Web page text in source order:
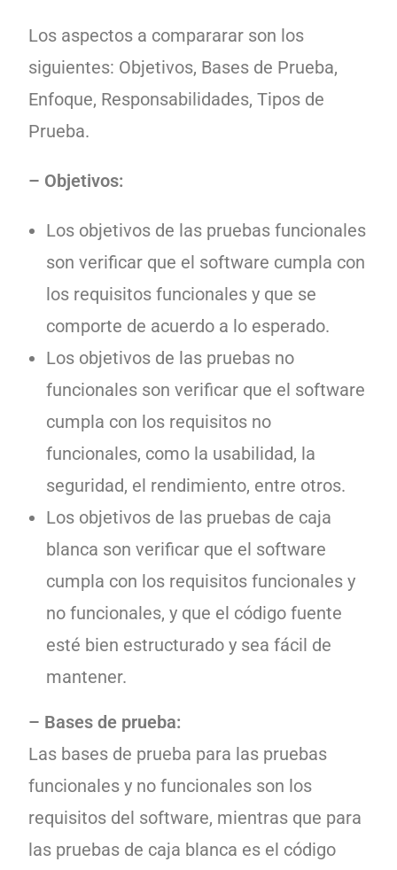
Los aspectos a compararar son los
siguientes: Objetivos, Bases de Prueba,
Enfoque, Responsabilidades, Tipos de
Prueba.
– Objetivos:
Los objetivos de las pruebas funcionales
son verificar que el software cumpla con
los requisitos funcionales y que se
comporte de acuerdo a lo esperado.
Los objetivos de las pruebas no
funcionales son verificar que el software
cumpla con los requisitos no
funcionales, como la usabilidad, la
seguridad, el rendimiento, entre otros.
Los objetivos de las pruebas de caja
blanca son verificar que el software
cumpla con los requisitos funcionales y
no funcionales, y que el código fuente
esté bien estructurado y sea fácil de
mantener.
– Bases de prueba:
Las bases de prueba para las pruebas
funcionales y no funcionales son los
requisitos del software, mientras que para
las pruebas de caja blanca es el código